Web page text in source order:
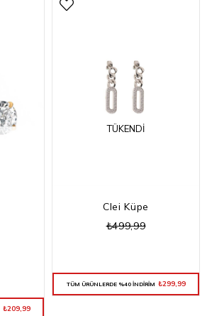
₺209,99
TÜKENDI
Clei Küpe
₺499,99
TÜM ÜRÜNLERDE %40 İNDİRİM ₺299,99